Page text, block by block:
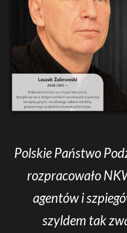
Polskie Państwo
rozpracowało
agentów i
szyldem tak